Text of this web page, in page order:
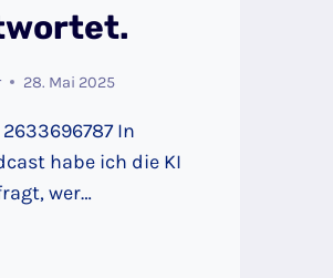
28. Mai 2025
In
habe ich die KI
wer…